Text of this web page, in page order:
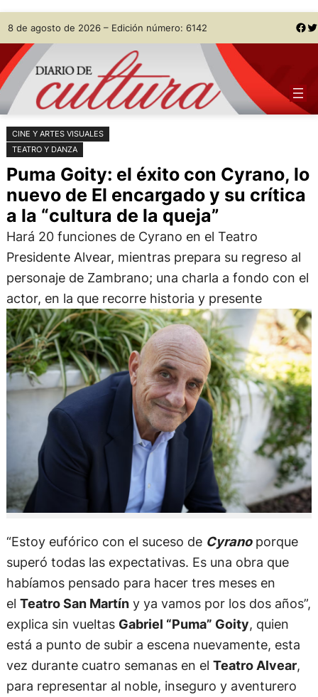
Saltar
al
contenido
Skip
to
content
8 de agosto de 2026 – Edición número: 6142 Facebook Twitter
CINE Y ARTES VISUALES
TEATRO Y DANZA
Puma Goity: el éxito con Cyrano, lo
nuevo de El encargado y su crítica
a la “cultura de la queja”
Hará 20 funciones de Cyrano en el Teatro
Presidente Alvear, mientras prepara su regreso al
personaje de Zambrano; una charla a fondo con el
actor, en la que recorre historia y presente
“Estoy eufórico con el suceso de Cyranoporque
superó todas las expectativas. Es una obra que
habíamos pensado para hacer tres meses en
el Teatro San Martíny ya vamos por los dos años”,
explica sin vueltas Gabriel “Puma” Goity, quien
está a punto de subir a escena nuevamente, esta
vez durante cuatro semanas en el Teatro Alvear,
para representar al noble, inseguro y aventurero